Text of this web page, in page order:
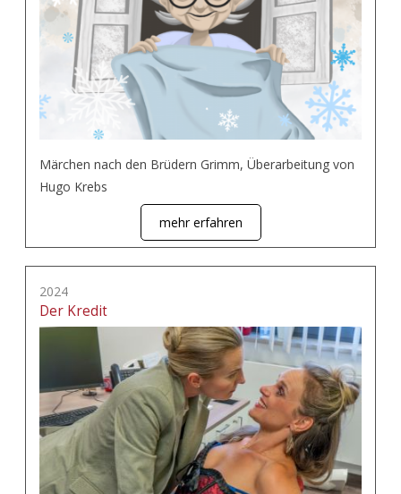
Märchen nach den Brüdern Grimm, Überarbeitung von
Hugo Krebs
mehr erfahren
2024
Der Kredit